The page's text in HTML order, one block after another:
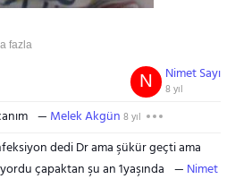
fazla
Nimet Sayı
8 yıl
N
Melek Akgün 8 yıl
dedi Dr ama şükür geçti ama
çapaktan şu an 1yaşında
Nimet